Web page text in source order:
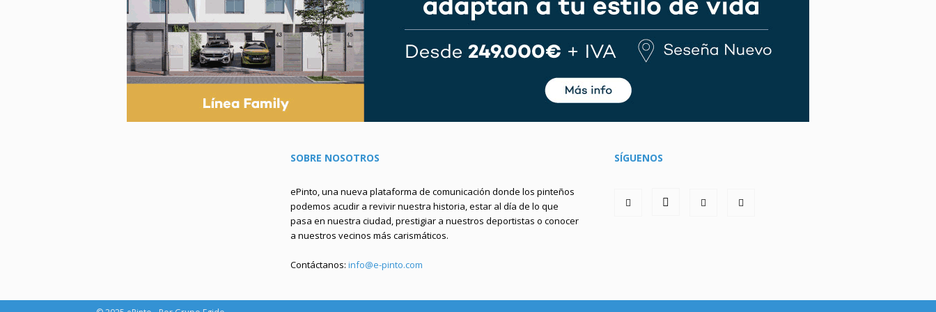
SOBRE NOSOTROS
ePinto, una nueva plataforma de comunicación donde los pinteños
podemos acudir a revivir nuestra historia, estar al día de lo que
pasa en nuestra ciudad, prestigiar a nuestros deportistas o conocer
a nuestros vecinos más carismáticos.
Contáctanos: info@e-pinto.com
SÍGUENOS